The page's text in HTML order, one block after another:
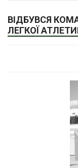
ВІДБУВСЯ
ЛЕГКОЇ